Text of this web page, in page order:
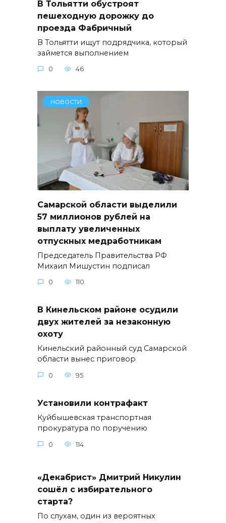
В Тольятти обустроят
пешеходную дорожку до
проезда Фабричный
В Тольятти ищут подрядчика, который
займется выполнением
0 46
НОВОСТИ
Самарской области выделили
57 миллионов рублей на
выплату увеличенных
отпускных медработникам
Председатель Правительства РФ
Михаил Мишустин подписал
0 110
В Кинельском районе осудили
двух жителей за незаконную
охоту
Кинельский районный суд Самарской
области вынес приговор
0 95
Установили контрафакт
Куйбышевская транспортная
прокуратура по поручению
0 114
«Декабрист» Дмитрий Никулин
сошёл с избирательного
старта?
По слухам, один из вероятных